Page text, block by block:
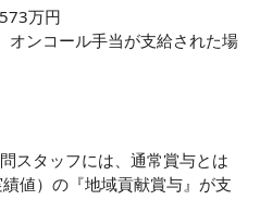
万円
ンコール手当が支給された場
スタッフには、通常賞与とは
値）の『地域貢献賞与』が支